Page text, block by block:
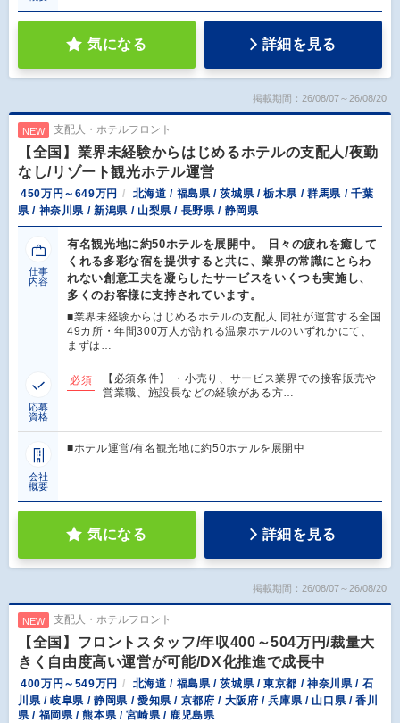
気になる 詳細を見る
掲載期間：26/08/07～26/08/20
NEW 支配人・ホテルフロント
【全国】業界未経験からはじめるホテルの支配人/夜勤
なし/リゾート観光ホテル運営
450万円～649万円
北海道 / 福島県 / 茨城県 / 栃木県 / 群馬県 / 千葉
県 / 神奈川県 / 新潟県 / 山梨県 / 長野県 / 静岡県
仕事
内容
有名観光地に約50ホテルを展開中。 日々の疲れを癒して
くれる多彩な宿を提供すると共に、業界の常識にとらわ
れない創意工夫を凝らしたサービスをいくつも実施し、
多くのお客様に支持されています。
■業界未経験からはじめるホテルの支配人 同社が運営する全国
49カ所・年間300万人が訪れる温泉ホテルのいずれかにて、
まずは…
応募
資格
必須
【必須条件】 ・小売り、サービス業界での接客販売や
営業職、施設長などの経験がある方…
会社
概要
■ホテル運営/有名観光地に約50ホテルを展開中
気になる 詳細を見る
掲載期間：26/08/07～26/08/20
NEW 支配人・ホテルフロント
【全国】フロントスタッフ/年収400～504万円/裁量大
きく自由度高い運営が可能/DX化推進で成長中
400万円～549万円
北海道 / 福島県 / 茨城県 / 東京都 / 神奈川県 / 石
川県 / 岐阜県 / 静岡県 / 愛知県 / 京都府 / 大阪府 / 兵庫県 / 山口県 / 香川
県 / 福岡県 / 熊本県 / 宮崎県 / 鹿児島県